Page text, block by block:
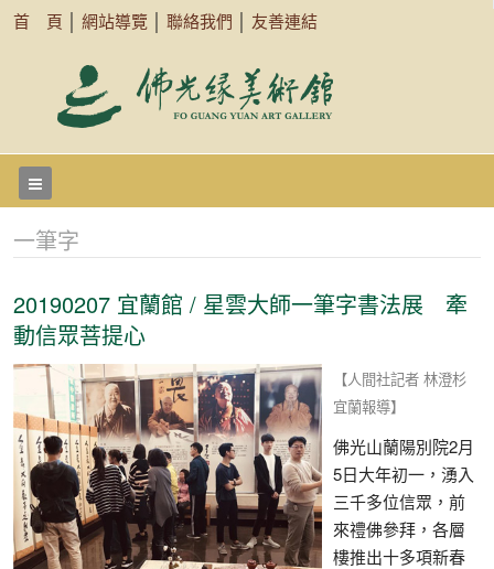
首 頁 網站導覽 聯絡我們 友善連結
一筆字
20190207 宜蘭館 / 星雲大師一筆字書法展 牽
動信眾菩提心
【人間社記者 林澄杉
宜蘭報導】
佛光山蘭陽別院2月
5日大年初一，湧入
三千多位信眾，前
來禮佛參拜，各層
樓推出十多項新春